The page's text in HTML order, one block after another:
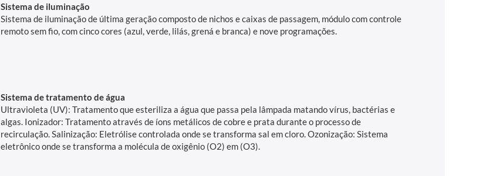
Sistema de iluminação
Sistema de iluminação de última geração composto de nichos e caixas de passagem, módulo com controle
remoto sem fio, com cinco cores (azul, verde, lilás, grená e branca) e nove programações.
Sistema de tratamento de água
Ultravioleta (UV): Tratamento que esteriliza a água que passa pela lâmpada matando vírus, bactérias e
algas. Ionizador: Tratamento através de íons metálicos de cobre e prata durante o processo de
recirculação. Salinização: Eletrólise controlada onde se transforma sal em cloro. Ozonização: Sistema
eletrônico onde se transforma a molécula de oxigênio (O2) em (O3).